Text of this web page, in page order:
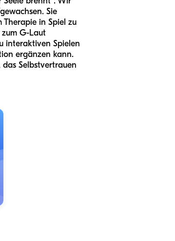
Sie
in Spiel zu
G-Laut
interaktiven Spielen
ergänzen kann.
Selbstvertrauen